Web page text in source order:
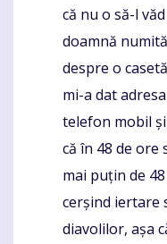
că nu o să-l
doamnă
despre o
mi-a dat
telefon mobil
că în 48 de ore
mai puțin de
cerșind iertare
diavolilor, așa